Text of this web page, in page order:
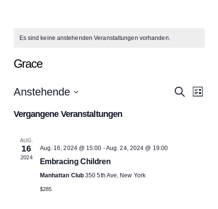
Es sind keine anstehenden Veranstaltungen vorhanden.
Grace
Suche
Liste
Anstehende
wählen.
Vergangene Veranstaltungen
AUG.
16
2024
Aug. 16, 2024 @ 15:00 -Aug. 24, 2024 @ 19:00
Embracing Children
Manhattan Club 350 5th Ave, New York
$285